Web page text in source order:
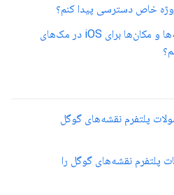
خاص دسترسی پیدا کنم؟
آیا می‌توانم از SDK نقشه‌ها و مکان‌ها برای iOS در مک‌های
پلتفرم نقشه‌های گوگل
پلتفرم نقشه‌های گوگل را